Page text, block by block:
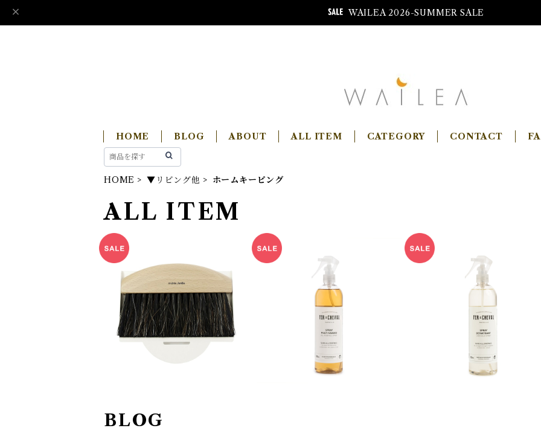
WAILEA 2026-SUMMER SALE
HOME BLOG ABOUT ALL ITEM CATEGORY CONTACT
HOME ▼リビング他 ホームキーピング
ALL ITEM
テーブルブラシ＆ダストパンセ
ット Andree Jardin
¥4,466
30%OFF
マルチクリーナー FER À C
HEVAL
¥1,540
30%OFF
ライムスケールリムーバー
ER À CHEVAL
30%OFF
BLOG